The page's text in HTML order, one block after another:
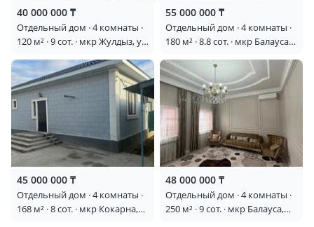
40 000 000 ₸
Отдельный дом · 4 комнаты ·
120 м² · 9 сот. · мкр Жулдыз, ул
55 000 000 ₸
Отдельный дом · 4 комнаты ·
180 м² · 8.8 сот. · мкр Балауса,
Возле школы и садика
45 000 000 ₸
Отдельный дом · 4 комнаты ·
168 м² · 8 сот. · мкр Кокарна,
48 000 000 ₸
Отдельный дом · 4 комнаты ·
250 м² · 9 сот. · мкр Балауса,